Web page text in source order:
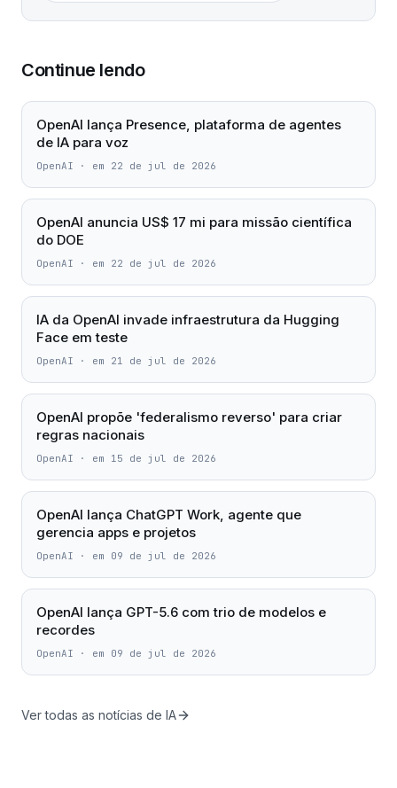
Continue lendo
OpenAI lança Presence, plataforma de agentes
de IA para voz
OpenAI · em 22 de jul de 2026
OpenAI anuncia US$ 17 mi para missão científica
do DOE
OpenAI · em 22 de jul de 2026
IA da OpenAI invade infraestrutura da Hugging
Face em teste
OpenAI · em 21 de jul de 2026
OpenAI propõe 'federalismo reverso' para criar
regras nacionais
OpenAI · em 15 de jul de 2026
OpenAI lança ChatGPT Work, agente que
gerencia apps e projetos
OpenAI · em 09 de jul de 2026
OpenAI lança GPT-5.6 com trio de modelos e
recordes
OpenAI · em 09 de jul de 2026
Ver todas as notícias de IA